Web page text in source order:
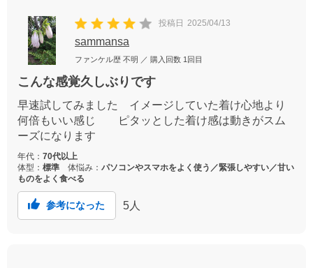
投稿日 2025/04/13
sammansa
ファンケル歴 不明 ／ 購入回数 1回目
こんな感覚久しぶりです
早速試してみました イメージしていた着け心地より
何倍もいい感じ ピタッとした着け感は動きがスム
ーズになります
年代： 70代以上
体型： 標準 体悩み： パソコンやスマホをよく使う／緊張しやすい／甘い
ものをよく食べる
参考になった 5 人